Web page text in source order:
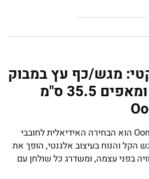
מגש/כף עץ במבוק
לפיצות ומאפים 35.5 ס"מ
מגש הבמבוק של Ooni הוא הבחירה האידיאלית לחובבי
הקל והנוח בעיצוב אלגנטי, הופך את
בפני עצמה, ומשדרג כל שולחן עם